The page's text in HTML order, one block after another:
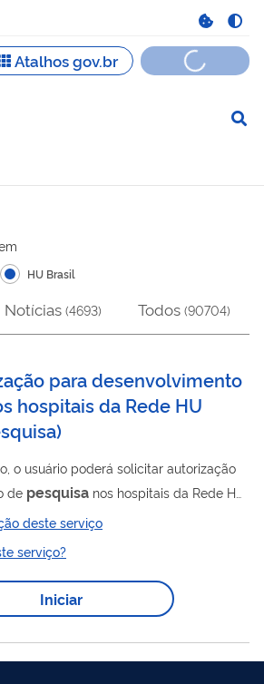
de navegação
HU Brasil
Notícias (4693) Todos (90704)
para desenvolvimento
hospitais da Rede HU
)
o usuário poderá solicitar autorização
de pesquisa nos hospitais da Rede HU
deste serviço
serviço?
Iniciar